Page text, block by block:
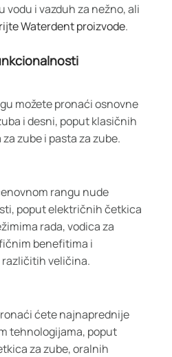
i vazduh za nežno, ali
Waterdent proizvode.
možete pronaći osnovne
i desni, poput klasičnih
zube i pasta za zube.
rangu nude
poput električnih četkica
rada, vodica za
benefitima i
veličina.
ćete najnaprednije
tehnologijama, poput
za zube, oralnih